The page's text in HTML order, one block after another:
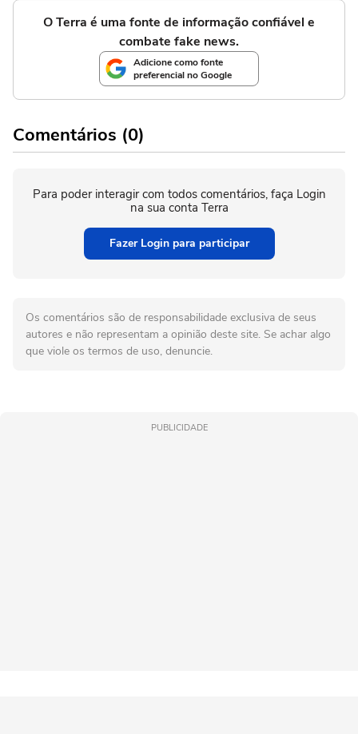
O Terra é uma fonte de informação confiável e
combate fake news.
Adicione como fonte
preferencial no Google
Comentários (0)
Para poder interagir com todos comentários, faça Login
na sua conta Terra
Fazer Login para participar
Os comentários são de responsabilidade exclusiva de seus
autores e não representam a opinião deste site. Se achar algo
que viole os termos de uso, denuncie.
PUBLICIDADE